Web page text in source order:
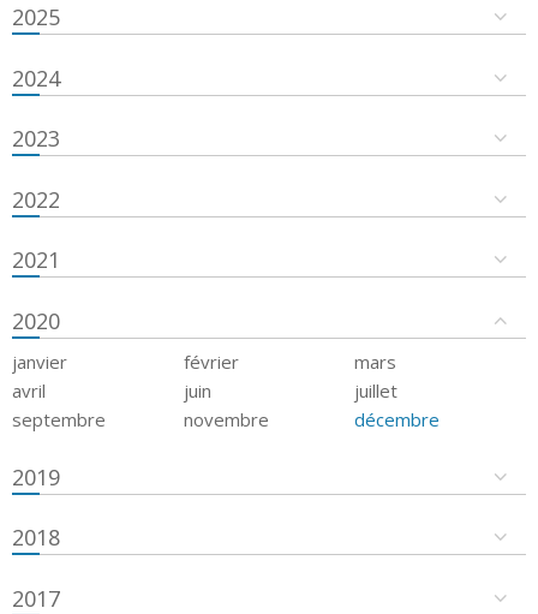
2025
2024
2023
2022
2021
2020
janvier février
mars
avril
juin
juillet
septembre
novembre décembre
2019
2018
2017